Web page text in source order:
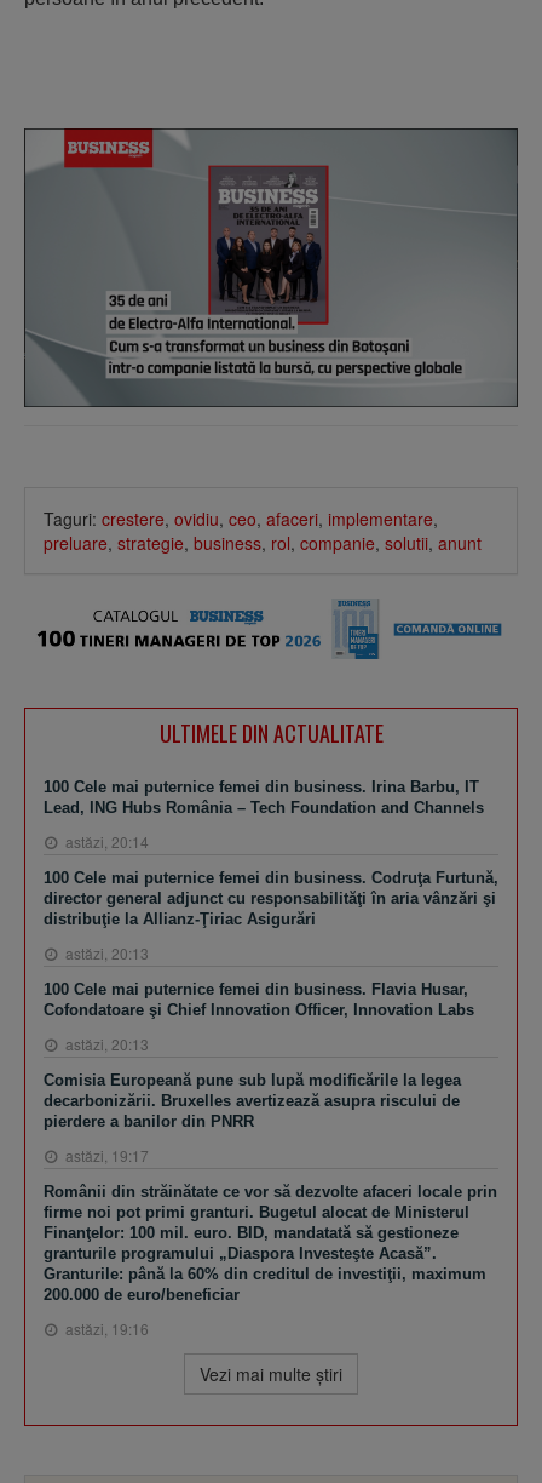
Taguri: crestere, ovidiu, ceo, afaceri, implementare,
preluare, strategie, business, rol, companie, solutii, anunt
ULTIMELE DIN ACTUALITATE
100 Cele mai puternice femei din business. Irina Barbu, IT
Lead, ING Hubs România – Tech Foundation and Channels
astăzi, 20:14
100 Cele mai puternice femei din business. Codruţa Furtună,
director general adjunct cu responsabilităţi în aria vânzări şi
distribuţie la Allianz-Ţiriac Asigurări
astăzi, 20:13
100 Cele mai puternice femei din business. Flavia Husar,
Cofondatoare şi Chief Innovation Officer, Innovation Labs
astăzi, 20:13
Comisia Europeană pune sub lupă modificările la legea
decarbonizării. Bruxelles avertizează asupra riscului de
pierdere a banilor din PNRR
astăzi, 19:17
Românii din străinătate ce vor să dezvolte afaceri locale prin
firme noi pot primi granturi. Bugetul alocat de Ministerul
Finanţelor: 100 mil. euro. BID, mandatată să gestioneze
granturile programului „Diaspora Investeşte Acasă”.
Granturile: până la 60% din creditul de investiţii, maximum
200.000 de euro/beneficiar
astăzi, 19:16
Vezi mai multe ştiri